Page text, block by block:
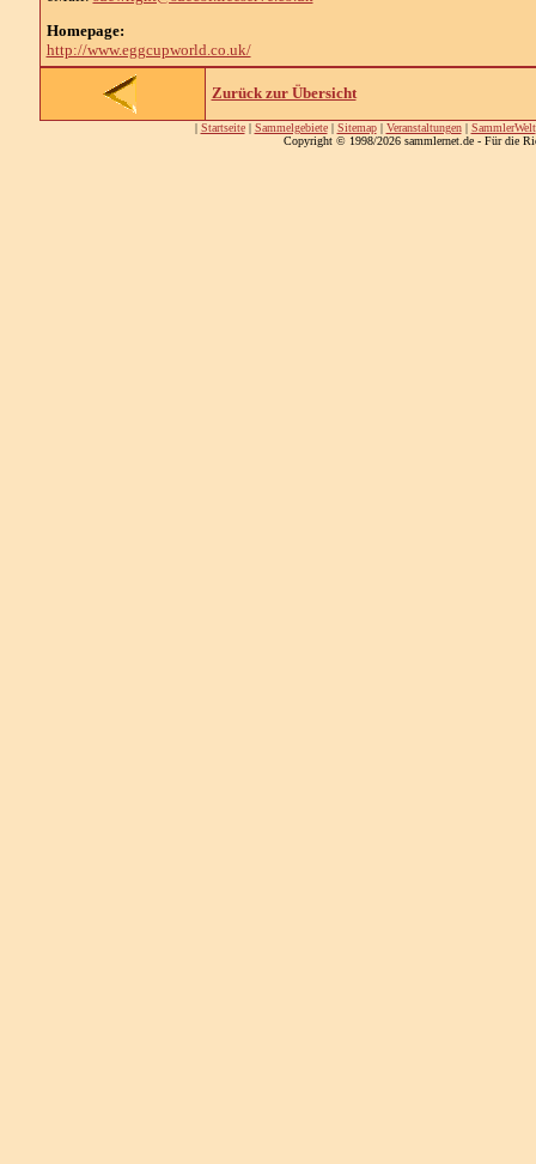
Homepage:
http://www.eggcupworld.co.uk/
Zurück zur Übersicht
| Startseite| Sammelgebiete| Sitemap| Veranstaltungen| SammlerWelt
Copyright © 1998/2026 sammlernet.de - Für die